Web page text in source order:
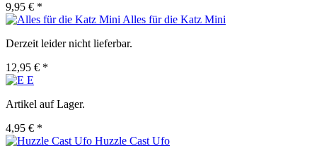
9,95 € *
Alles für die Katz Mini
Derzeit leider nicht lieferbar.
12,95 € *
E
Artikel auf Lager.
4,95 € *
Huzzle Cast Ufo